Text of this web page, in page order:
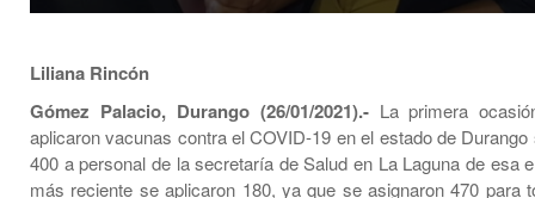
Liliana Rincón
Gómez Palacio, Durango (26/01/2021).-La primera
aplicaron vacunas contra el COVID-19 en el estado de Durango
400 a personal de la secretaría de Salud en La Laguna de esa
más reciente se aplicaron 180, ya que se asignaron 470 para